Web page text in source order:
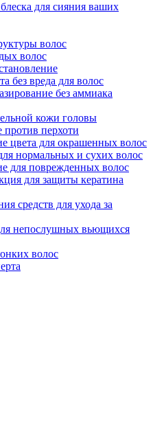
для сияния ваших
волос
волос
без вреда для волос
без аммиака
кожи головы
перхоти
цвета для окрашенных волос
нормальных и сухих волос
для поврежденных волос
для защиты кератина
средств для ухода за
непослушных вьющихся
волос